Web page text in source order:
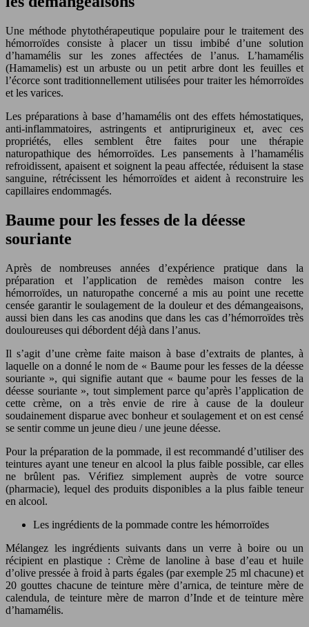
Une méthode phytothérapeutique populaire pour le traitement des
hémorroïdes consiste à placer un tissu imbibé d’une solution
d’hamamélis sur les zones affectées de l’anus. L’hamamélis
(Hamamelis) est un arbuste ou un petit arbre dont les feuilles et
l’écorce sont traditionnellement utilisées pour traiter les hémorroïdes
et les varices.
Les préparations à base d’hamamélis ont des effets hémostatiques,
anti-inflammatoires, astringents et antiprurigineux et, avec ces
propriétés, elles semblent être faites pour une thérapie
naturopathique des hémorroïdes. Les pansements à l’hamamélis
refroidissent, apaisent et soignent la peau affectée, réduisent la stase
sanguine, rétrécissent les hémorroïdes et aident à reconstruire les
capillaires endommagés.
Baume pour les fesses de la déesse
souriante
Après de nombreuses années d’expérience pratique dans la
préparation et l’application de remèdes maison contre les
hémorroïdes, un naturopathe concerné a mis au point une recette
censée garantir le soulagement de la douleur et des démangeaisons,
aussi bien dans les cas anodins que dans les cas d’hémorroïdes très
douloureuses qui débordent déjà dans l’anus.
Il s’agit d’une crème faite maison à base d’extraits de plantes, à
laquelle on a donné le nom de « Baume pour les fesses de la déesse
souriante », qui signifie autant que « baume pour les fesses de la
déesse souriante », tout simplement parce qu’après l’application de
cette crème, on a très envie de rire à cause de la douleur
soudainement disparue avec bonheur et soulagement et on est censé
se sentir comme un jeune dieu / une jeune déesse.
Pour la préparation de la pommade, il est recommandé d’utiliser des
teintures ayant une teneur en alcool la plus faible possible, car elles
ne brûlent pas. Vérifiez simplement auprès de votre source
(pharmacie), lequel des produits disponibles a la plus faible teneur
en alcool.
Les ingrédients de la pommade contre les hémorroïdes
Mélangez les ingrédients suivants dans un verre à boire ou un
récipient en plastique : Crème de lanoline à base d’eau et huile
d’olive pressée à froid à parts égales (par exemple 25 ml chacune) et
20 gouttes chacune de teinture mère d’arnica, de teinture mère de
calendula, de teinture mère de marron d’Inde et de teinture mère
d’hamamélis.